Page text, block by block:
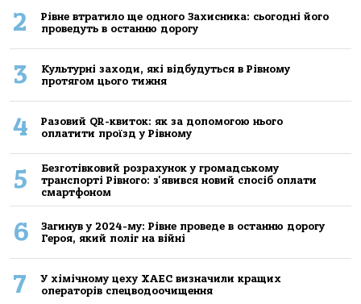
2
Рівне втратило ще одного Захисника: сьогодні його
проведуть в останню дорогу
3
Культурні заходи, які відбудуться в Рівному
протягом цього тижня
4
Разовий QR-квиток: як за допомогою нього
оплатити проїзд у Рівному
5
Безготівковий розрахунок у громадському
транспорті Рівного: з'явився новий спосіб оплати
смартфоном
6
Загинув у 2024-му: Рівне проведе в останню дорогу
Героя, який поліг на війні
7
У хімічному цеху ХАЕС визначили кращих
операторів спецводоочищення